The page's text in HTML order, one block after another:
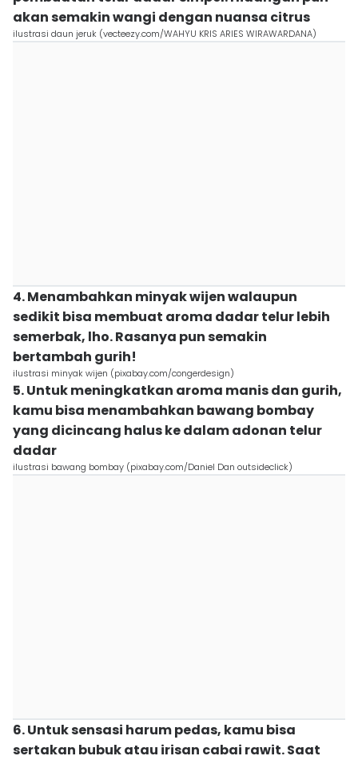
akan semakin wangi dengan nuansa citrus
ilustrasi daun jeruk (vecteezy.com/WAHYU KRIS ARIES WIRAWARDANA)
4. Menambahkan minyak wijen walaupun
sedikit bisa membuat aroma dadar telur lebih
semerbak, lho. Rasanya pun semakin
bertambah gurih!
ilustrasi minyak wijen (pixabay.com/congerdesign)
5. Untuk meningkatkan aroma manis dan gurih,
kamu bisa menambahkan bawang bombay
yang dicincang halus ke dalam adonan telur
dadar
ilustrasi bawang bombay (pixabay.com/Daniel Dan outsideclick)
6. Untuk sensasi harum pedas, kamu bisa
sertakan bubuk atau irisan cabai rawit. Saat